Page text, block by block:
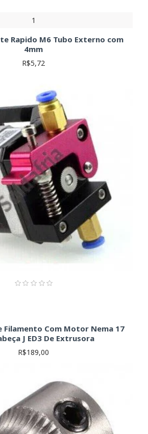
1
Rapido M6 Tubo Externo com
4mm
R$5,72
Filamento Com Motor Nema 17
J ED3 De Extrusora
R$189,00